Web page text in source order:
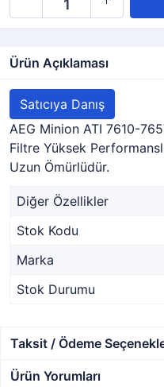
Ürün Açıklaması
Satıcıya Danış
AEG Minion ATI 7610-
Filtre Yüksek
Uzun Ömürlüdür.
Diğer Özellikler
Stok Kodu
Marka
Stok Durumu
Taksit / Ödeme
Ürün Yorumları